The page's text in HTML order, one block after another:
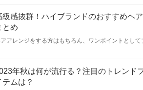
級感抜群！ハイブランドのおすすめヘ
とめ
アレンジをする方はもちろん、ワンポイントとして
がガラッと変わるヘアアクセサリー。今回は人気
年秋は何が流行る？注目のトレンド
テムは？